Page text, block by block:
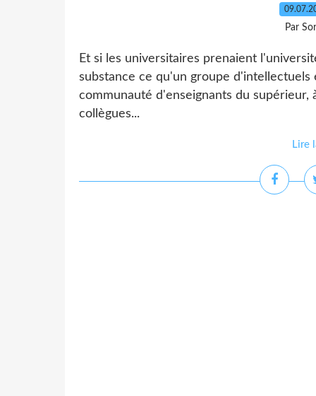
Par
Et si les universitaires prenaient
substance ce qu'un groupe
communauté d'enseignants du
collègues...
Lire